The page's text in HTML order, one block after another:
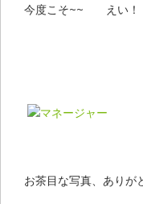
今度こそ~~ えい！
お茶目な写真、ありが